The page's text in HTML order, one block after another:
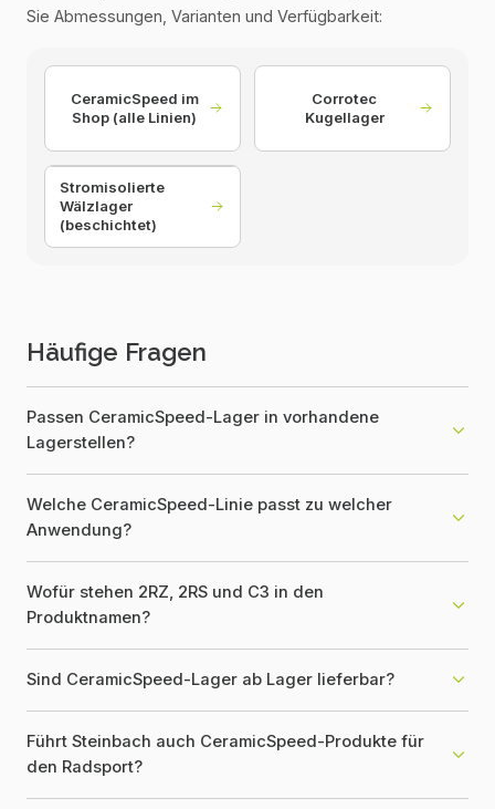
Sie Abmessungen, Varianten und Verfügbarkeit:
CeramicSpeed im
Shop (alle Linien)
Corrotec
Kugellager
Stromisolierte
Wälzlager
(beschichtet)
Häufige Fragen
Passen CeramicSpeed-Lager in vorhandene
Lagerstellen?
Welche CeramicSpeed-Linie passt zu welcher
Anwendung?
Wofür stehen 2RZ, 2RS und C3 in den
Produktnamen?
Sind CeramicSpeed-Lager ab Lager lieferbar?
Führt Steinbach auch CeramicSpeed-Produkte für
den Radsport?